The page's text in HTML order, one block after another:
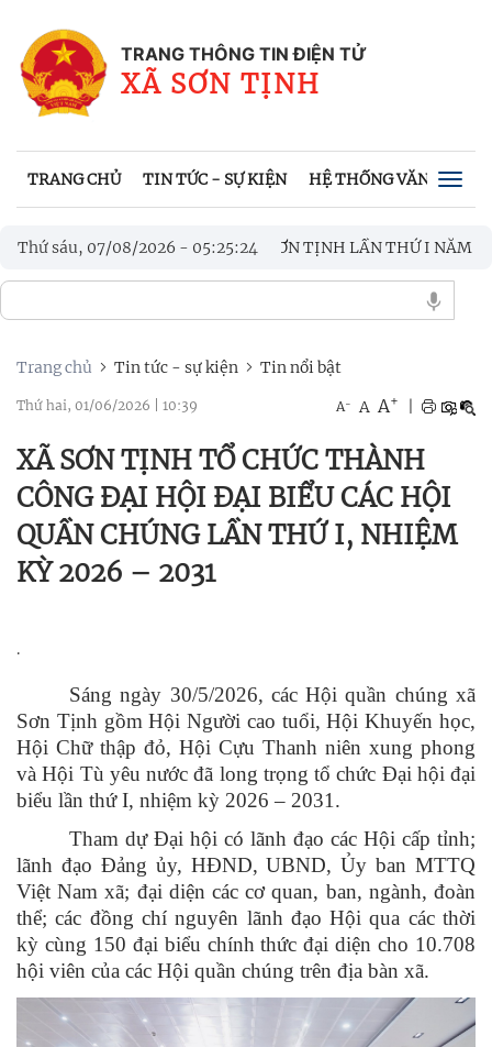
TRANG THÔNG TIN ĐIỆN TỬ
XÃ SƠN TỊNH
TRANG CHỦ TIN TỨC - SỰ KIỆN HỆ THỐNG VĂN BẢN
Thứ sáu, 07/08/2026 - 05:25:26
THỐNG XÃ SƠN TỊNH LẦN THỨ I NĂM 2026
BẾ
TÌNH TRI ÂN CÁC GIA ĐÌNH CHÍNH SÁCH
Trang chủ Tin tức - sự kiện Tin nổi bật
Thứ hai, 01/06/2026 10:39 A- A A+
XÃ SƠN TỊNH TỔ CHỨC THÀNH
CÔNG ĐẠI HỘI ĐẠI BIỂU CÁC HỘI
QUẦN CHÚNG LẦN THỨ I, NHIỆM
KỲ 2026 – 2031
.
Sáng ngày 30/5/2026, các Hội quần chúng xã
Sơn Tịnh gồm Hội Người cao tuổi, Hội Khuyến học,
Hội Chữ thập đỏ, Hội Cựu Thanh niên xung phong
và Hội Tù yêu nước đã long trọng tổ chức Đại hội đại
biểu lần thứ I, nhiệm kỳ 2026 – 2031.
Tham dự Đại hội có lãnh đạo các Hội cấp tỉnh;
lãnh đạo Đảng ủy, HĐND, UBND, Ủy ban MTTQ
Việt Nam xã; đại diện các cơ quan, ban, ngành, đoàn
thể; các đồng chí nguyên lãnh đạo Hội qua các thời
kỳ cùng 150 đại biểu chính thức đại diện cho 10.708
hội viên của các Hội quần chúng trên địa bàn xã.